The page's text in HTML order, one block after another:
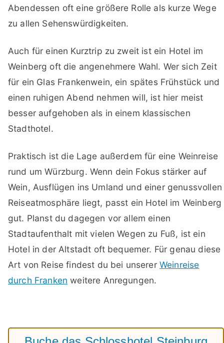
Abendessen oft eine größere Rolle als kurze Wege
zu allen Sehenswürdigkeiten.
Auch für einen Kurztrip zu zweit ist ein Hotel im
Weinberg oft die angenehmere Wahl. Wer sich Zeit
für ein Glas Frankenwein, ein spätes Frühstück und
einen ruhigen Abend nehmen will, ist hier meist
besser aufgehoben als in einem klassischen
Stadthotel.
Praktisch ist die Lage außerdem für eine Weinreise
rund um Würzburg. Wenn dein Fokus stärker auf
Wein, Ausflügen ins Umland und einer genussvollen
Reiseatmosphäre liegt, passt ein Hotel im Weinberg
gut. Planst du dagegen vor allem einen
Stadtaufenthalt mit vielen Wegen zu Fuß, ist ein
Hotel in der Altstadt oft bequemer. Für genau diese
Art von Reise findest du bei unserer Weinreise
durch Franken weitere Anregungen.